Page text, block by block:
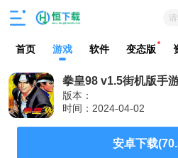
首页 游戏 软件 变态版
拳皇98 v1.5街机版手
版本：
时间：2024-04-02
安卓下载